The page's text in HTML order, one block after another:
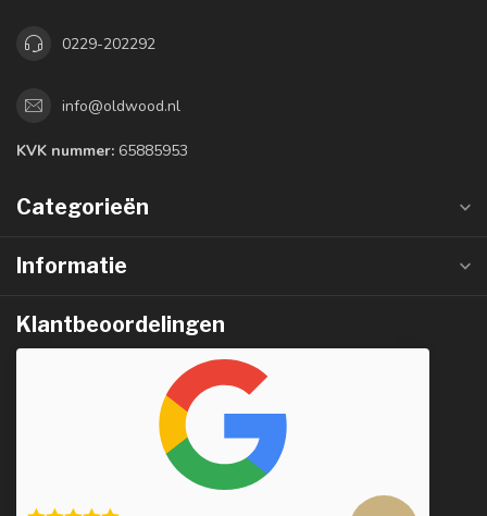
0229-202292
info@oldwood.nl
KVK nummer: 65885953
Categorieën
Informatie
Klantbeoordelingen